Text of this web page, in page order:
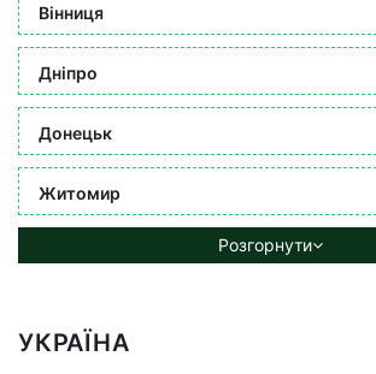
Вінниця
Дніпро
Донецьк
Житомир
Розгорнути
УКРАЇНА